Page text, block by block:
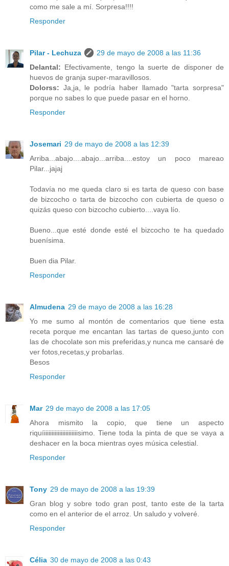
como me sale a mí. Sorpresa!!!!
Responder
Pilar - Lechuza
29 de mayo de 2008 a las 11:36
Delantal: Efectivamente, tengo la suerte de disponer de
huevos de granja super-maravillosos.
Dolorss: Ja,ja, le podría haber llamado "tarta sorpresa"
porque no sabes lo que puede pasar en el horno.
Responder
Josemari 29 de mayo de 2008 a las 12:39
Arriba...abajo....abajo...arriba....estoy un poco mareao
Pilar...jajaj
Todavía no me queda claro si es tarta de queso con base
de bizcocho o tarta de bizcocho con cubierta de queso o
quizás queso con bizcocho cubierto....vaya lío.
Bueno...que esté donde esté el bizcocho te ha quedado
buenísima.
Buen dia Pilar.
Responder
Almudena 29 de mayo de 2008 a las 16:28
Yo me sumo al montón de comentarios que tiene esta
receta porque me encantan las tartas de queso,junto con
las de chocolate son mis preferidas,y nunca me cansaré de
ver fotos,recetas,y probarlas.
Besos
Responder
Mar 29 de mayo de 2008 a las 17:05
Ahora mismito la copio, que tiene un aspecto
riquíiiiiiiiiiiiiiiiiiiiiiisimo. Tiene toda la pinta de que se vaya a
deshacer en la boca mientras oyes música celestial.
Responder
Tony 29 de mayo de 2008 a las 19:39
Gran blog y sobre todo gran post, tanto este de la tarta
como en el anterior de el arroz. Un saludo y volveré.
Responder
Célia 30 de mayo de 2008 a las 0:43